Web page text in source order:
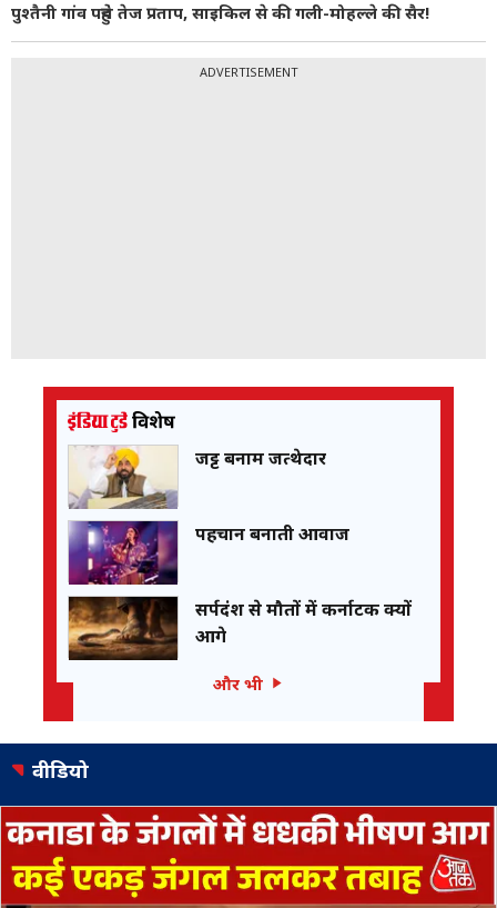
पुश्तैनी गांव पहुंचे तेज प्रताप, साइकिल से की गली-मोहल्ले की सैर!
ADVERTISEMENT
जट्ट बनाम जत्थेदार
पहचान बनाती आवाज
सर्पदंश से मौतों में कर्नाटक क्यों
आगे
और भी
वीडियो